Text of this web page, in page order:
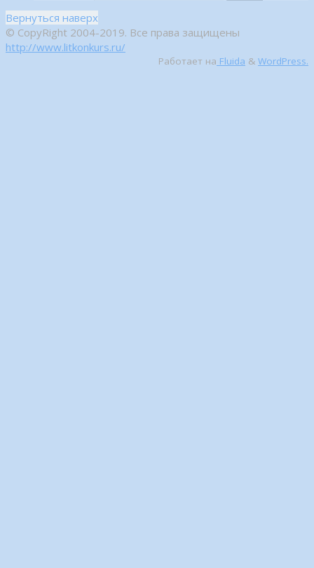
Вернуться наверх
© CopyRight 2004-2019. Все права защищены
http://www.litkonkurs.ru/
Работает на Fluida & WordPress.